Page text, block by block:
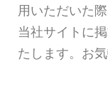
用いただいた
当社サイトに
たします。お